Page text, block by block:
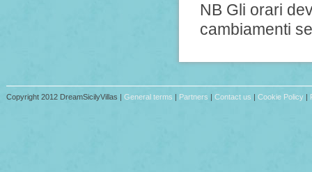
NB Gli orari
cambiamenti
Copyright 2012 DreamSicilyVillas | General terms | Partners | Contact us | Cookie Policy|